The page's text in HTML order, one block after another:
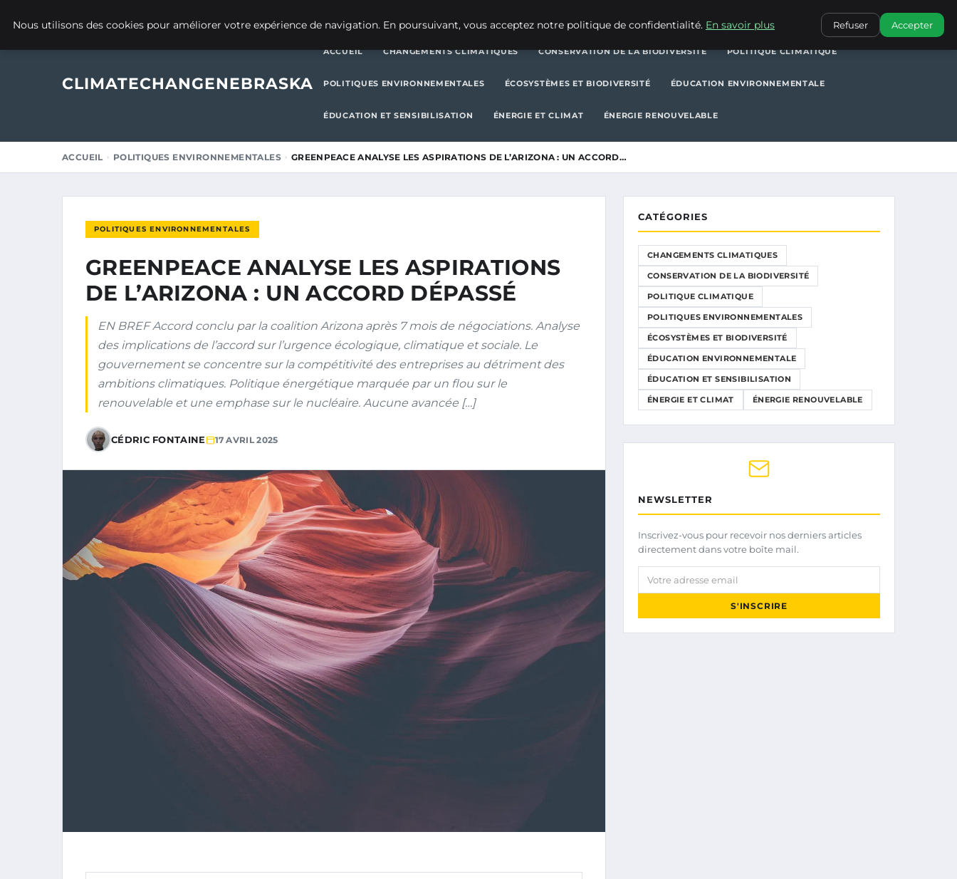
POLITIQUES ENVIRONNEMENTALES
CLIMATECHANGENEBRASKA
ACCUEIL CHANGEMENTS CLIMATIQUES CONSERVATION DE LA BIODIVERSITÉ POLITIQUE CLIMATIQUE
POLITIQUES ENVIRONNEMENTALES ÉCOSYSTÈMES ET BIODIVERSITÉ ÉDUCATION ENVIRONNEMENTALE
ÉDUCATION ET SENSIBILISATION ÉNERGIE ET CLIMAT ÉNERGIE RENOUVELABLE
ACCUEIL POLITIQUES ENVIRONNEMENTALES GREENPEACE ANALYSE LES ASPIRATIONS DE L’ARIZONA : UN ACCORD…
POLITIQUES ENVIRONNEMENTALES
GREENPEACE ANALYSE LES ASPIRATIONS
DE L’ARIZONA : UN ACCORD DÉPASSÉ
EN BREF Accord conclu par la coalition Arizona après 7 mois de négociations. Analyse
des implications de l’accord sur l’urgence écologique, climatique et sociale. Le
gouvernement se concentre sur la compétitivité des entreprises au détriment des
ambitions climatiques. Politique énergétique marquée par un flou sur le
renouvelable et une emphase sur le nucléaire. Aucune avancée […]
CÉDRIC FONTAINE 17 AVRIL 2025
CATÉGORIES
CHANGEMENTS CLIMATIQUES
CONSERVATION DE LA BIODIVERSITÉ
POLITIQUE CLIMATIQUE
POLITIQUES ENVIRONNEMENTALES
ÉCOSYSTÈMES ET BIODIVERSITÉ
ÉDUCATION ENVIRONNEMENTALE
ÉDUCATION ET SENSIBILISATION
ÉNERGIE ET CLIMAT ÉNERGIE RENOUVELABLE
NEWSLETTER
Inscrivez-vous pour recevoir nos derniers articles
directement dans votre boîte mail.
Votre adresse email
S'INSCRIRE
Nous utilisons des cookies pour améliorer votre expérience de navigation. En poursuivant, vous acceptez notre politique de confidentialité. En savoir plus Refuser Accepter